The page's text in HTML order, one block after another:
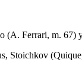
Ferrari, m. 67)
Stoichkov